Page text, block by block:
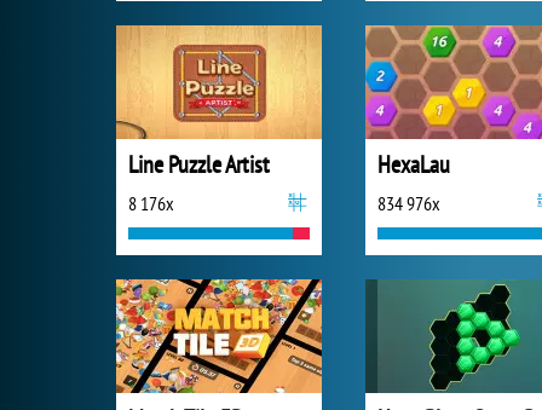
Line Puzzle Artist
8 176x
HexaLau
834 976x